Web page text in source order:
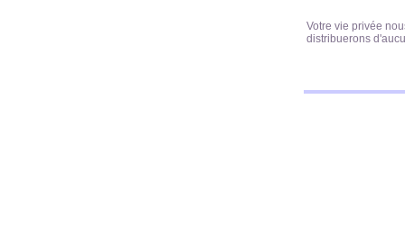
Votre vie privée
distribuerons